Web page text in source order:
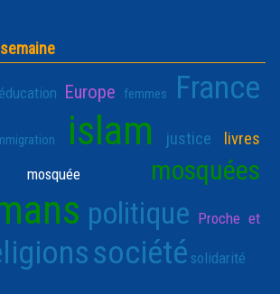
éducation Europe femmes France
islam justice livres
mosquée mosquées
politique Proche et
société solidarité